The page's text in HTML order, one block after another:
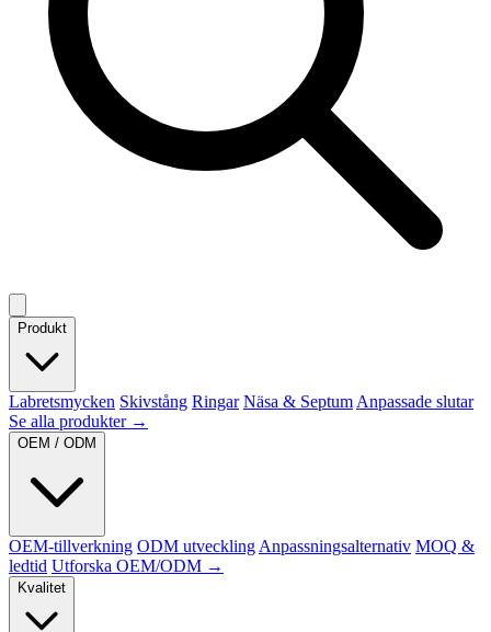
Produkt
Labretsmycken Skivstång Ringar Näsa & Septum Anpassade slutar
Se alla produkter →
OEM / ODM
OEM-tillverkning ODM utveckling Anpassningsalternativ MOQ &
ledtid Utforska OEM/ODM →
Kvalitet